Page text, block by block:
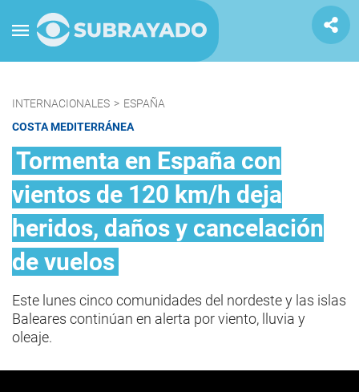
INTERNACIONALES > ESPAÑA
COSTA MEDITERRÁNEA
Tormenta en España con
vientos de 120 km/h deja
heridos, daños y cancelación
de vuelos
Este lunes cinco comunidades del nordeste y las islas
Baleares continúan en alerta por viento, lluvia y
oleaje.